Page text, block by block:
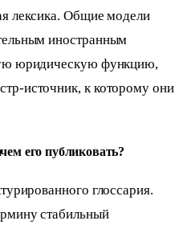
лексика. Общие модели
иностранным
юридическую функцию,
источник, к которому они
его публиковать?
глоссария.
стабильный